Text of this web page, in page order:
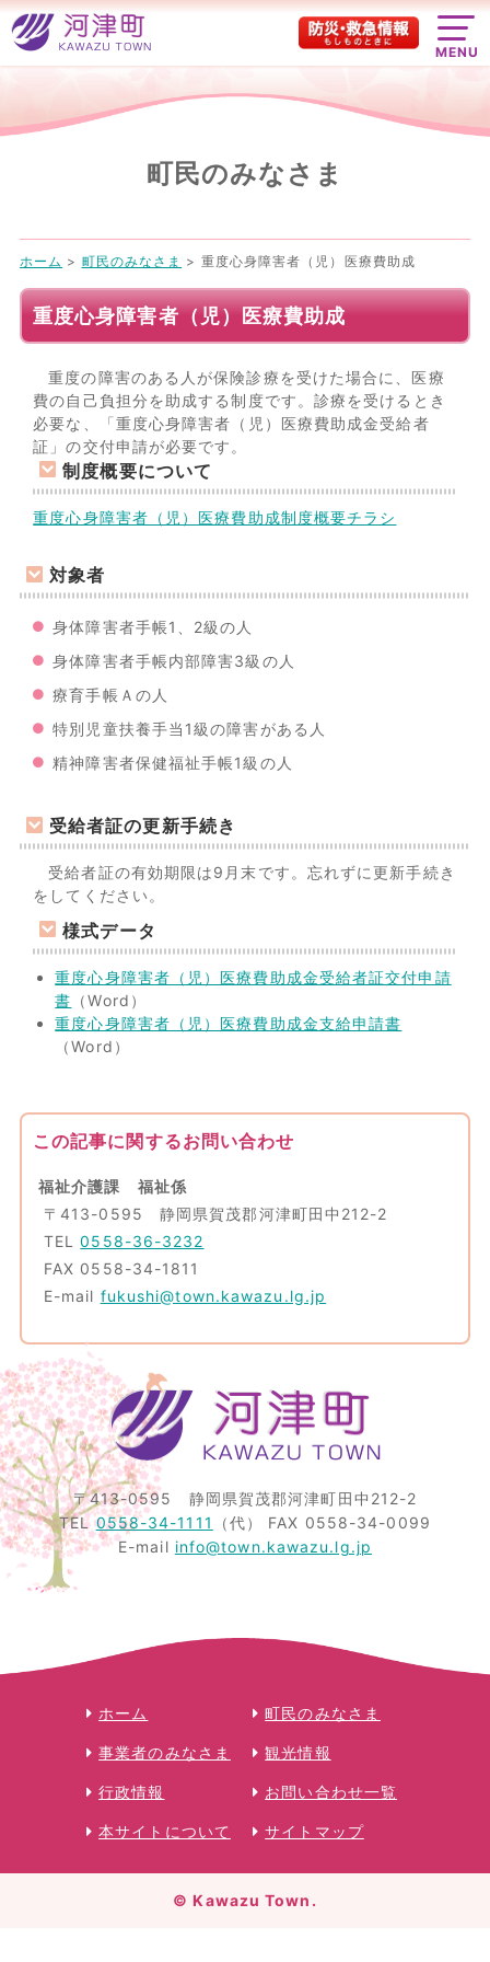
MENU
町民のみなさま
ホーム > 町民のみなさま > 重度心身障害者（児）医療費助成
重度心身障害者（児）医療費助成
重度の障害のある人が保険診療を受けた場合に、医療
費の自己負担分を助成する制度です。診療を受けるとき
必要な、「重度心身障害者（児）医療費助成金受給者
証」の交付申請が必要です。
制度概要について
重度心身障害者（児）医療費助成制度概要チラシ
対象者
身体障害者手帳1、2級の人
身体障害者手帳内部障害3級の人
療育手帳Ａの人
特別児童扶養手当1級の障害がある人
精神障害者保健福祉手帳1級の人
受給者証の更新手続き
受給者証の有効期限は9月末です。忘れずに更新手続き
をしてください。
様式データ
重度心身障害者（児）医療費助成金受給者証交付申請
書 （Word）
重度心身障害者（児）医療費助成金支給申請書
（Word）
この記事に関するお問い合わせ
福祉介護課 福祉係
〒413-0595 静岡県賀茂郡河津町田中212-2
TEL0558-36-3232
FAX 0558-34-1811
E-mail fukushi@town.kawazu.lg.jp
〒413-0595 静岡県賀茂郡河津町田中212-2
TEL0558-34-1111 （代） FAX 0558-34-0099
E-mail info@town.kawazu.lg.jp
ホーム 町民のみなさま
事業者のみなさま 観光情報
行政情報 お問い合わせ一覧
本サイトについて サイトマップ
© Kawazu Town.